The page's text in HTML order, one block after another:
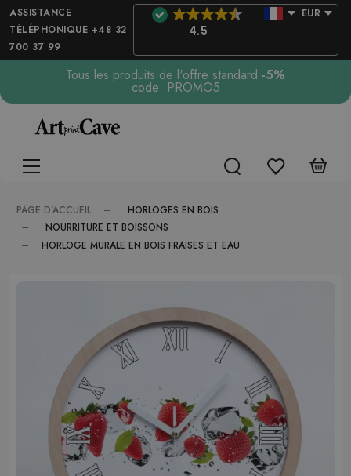
ASSISTANCE
TÉLÉPHONIQUE +48 32
700 37 99
4.5
EUR
Tous les produits de l'offre standard -5%
code: PROMO5
PAGE D'ACCUEIL
HORLOGES EN BOIS
NOURRITURE ET BOISSONS
HORLOGE MURALE EN BOIS FRAISES ET EAU